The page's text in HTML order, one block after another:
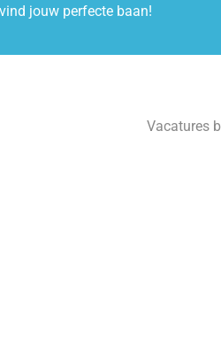
jouw perfecte baan!
Vacatures